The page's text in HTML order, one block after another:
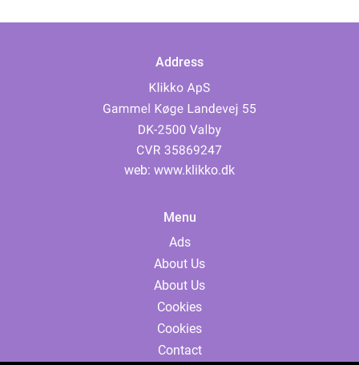
Address
web: www.klikko.dk
Menu
Ads
About Us
About Us
Cookies
Cookies
Contact